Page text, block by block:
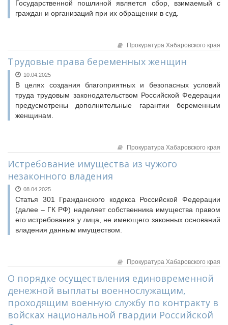
Государственной пошлиной является сбор, взимаемый с
граждан и организаций при их обращении в суд.
Прокуратура Хабаровского края
Трудовые права беременных женщин
10.04.2025
В целях создания благоприятных и безопасных условий
труда трудовым законодательством Российской Федерации
предусмотрены дополнительные гарантии беременным
женщинам.
Прокуратура Хабаровского края
Истребование имущества из чужого
незаконного владения
08.04.2025
Статья 301 Гражданского кодекса Российской Федерации
(далее – ГК РФ) наделяет собственника имущества правом
его истребования у лица, не имеющего законных оснований
владения данным имуществом.
Прокуратура Хабаровского края
О порядке осуществления единовременной
денежной выплаты военнослужащим,
проходящим военную службу по контракту в
войсках национальной гвардии Российской